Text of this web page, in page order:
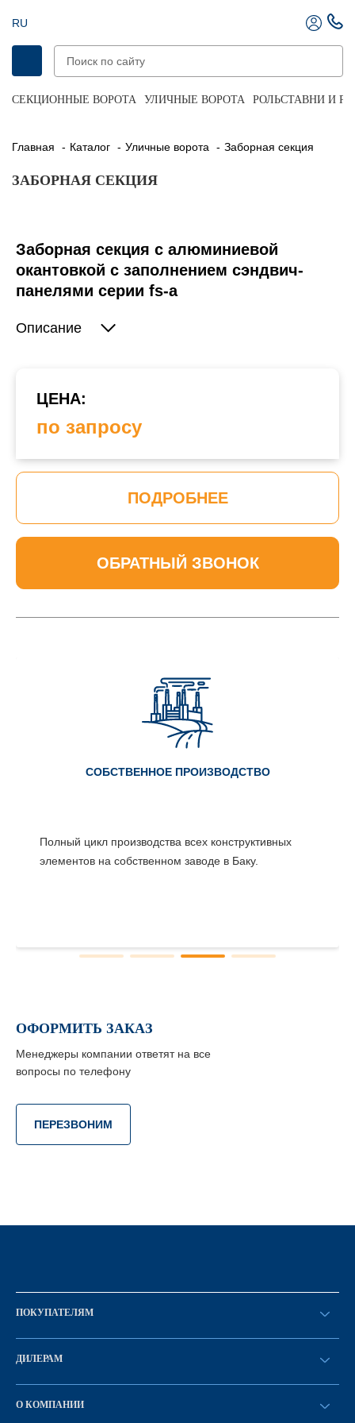
RU
СЕКЦИОННЫЕ ВОРОТА УЛИЧНЫЕ ВОРОТА РОЛЬСТАВНИ И
Главная Каталог Уличные ворота Заборная секция
ЗАБОРНАЯ СЕКЦИЯ
Заборная секция с алюминиевой
окантовкой с заполнением сэндвич-
панелями серии fs-a
Описание
ЦЕНА:
по запросу
ПОДРОБНЕЕ
ОБРАТНЫЙ ЗВОНОК
СОБСТВЕННОЕ ПРОИЗВОДСТВО
Полный цикл производства всех конструктивных
элементов на собственном заводе в Баку.
ОФОРМИТЬ ЗАКАЗ
Менеджеры компании ответят на все
вопросы по телефону
ПЕРЕЗВОНИМ
ПОКУПАТЕЛЯМ
Оформить заказ
Каталог
ДИЛЕРАМ
Стать дилером
О КОМПАНИИ